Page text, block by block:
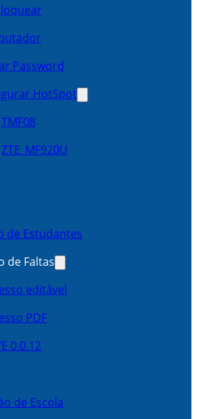
Password
HotSpot
TMF08
ZTE_MF920U
de Estudantes
de Faltas
editável
PDF
0.0.12
de Escola